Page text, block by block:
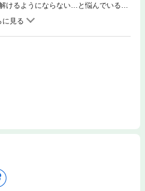
けるようにならない…と悩んでいる人
文は見るべきところ・考えないといけ
確実に読解力があがります。そこで、
要な8つのポイントを丁寧に解説して
法知識（助詞を中心に）」「ジャンル
分かりやすく解説しています。 楽し
い。